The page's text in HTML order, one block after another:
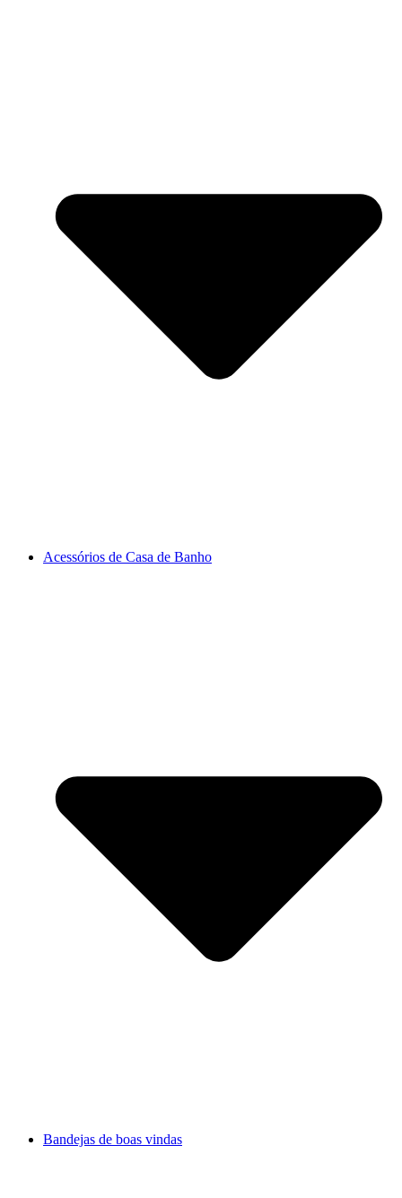
Acessórios de Casa de Banho
Bandejas de boas vindas